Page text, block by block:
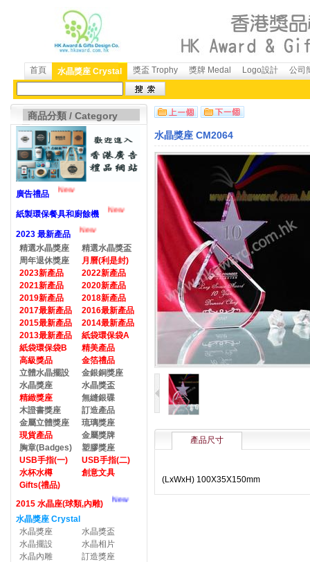
首頁 水晶獎座 Crystal 獎盃 Trophy 獎牌 Medal Logo設計 公司
商品分類 / Category
廣告禮品 New
紙製環保餐具和廚餘機 New
2023 最新產品
New
精選水晶獎座
精選水晶獎盃
周年退休獎座
月曆(利是封)
2023新產品
2022新產品
2021新產品
2020新產品
2019新產品
2018新產品
2017最新產品
2016最新產品
2015最新產品
2014最新產品
2013最新產品
紙袋環保袋A
紙袋環保袋B
精美產品
高級獎品
金箔禮品
立體水晶擺設
金銀銅獎座
水晶獎座
水晶獎盃
精緻獎座
無縫銀碟
木證書獎座
訂造產品
金屬立體獎座
琉璃獎座
現貨產品
金屬獎牌
胸章(Badges)
塑膠獎座
USB手指(一)
USB手指(二)
水杯水樽
創意文具
Gifts(禮品)
2015 水晶座(球類,內雕)
New
水晶獎座 Crystal
水晶獎座
水晶獎盃
水晶擺設
水晶相片
水晶內雕
訂造獎座
水晶獎座 CM2064
產品尺寸
(LxWxH) 100X35X150mm